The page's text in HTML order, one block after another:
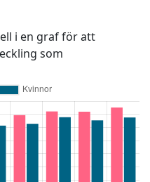
i en graf för att
som